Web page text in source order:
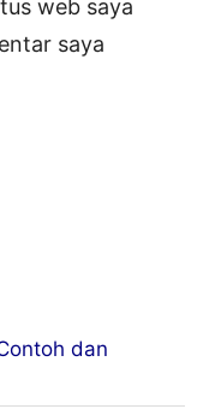
web saya
saya
dan